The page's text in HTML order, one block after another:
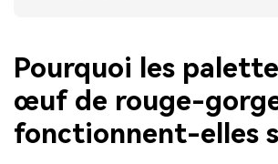
Pourquoi les
œuf de rouge-
fonctionnent-elles